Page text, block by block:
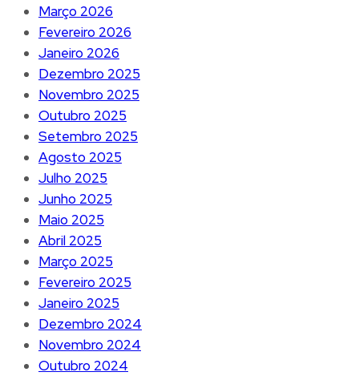
Março 2026
Fevereiro 2026
Janeiro 2026
Dezembro 2025
Novembro 2025
Outubro 2025
Setembro 2025
Agosto 2025
Julho 2025
Junho 2025
Maio 2025
Abril 2025
Março 2025
Fevereiro 2025
Janeiro 2025
Dezembro 2024
Novembro 2024
Outubro 2024